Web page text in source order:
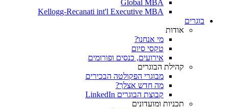
Global MBA
Kellogg-Recanati int'l Executive MBA
בוגרים
אודות
מי אנחנו?
טקסי סיום
אירועים, כנסים ופורומים
קהילת הבוגרים
מבוגרי הפקולטה הבכירים
מה חדש אצלך?
קבוצת הבוגרים LinkedIn
תכניות ומועדונים